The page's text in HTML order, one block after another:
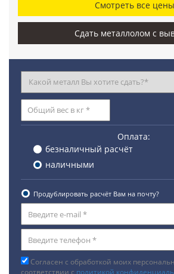
Смотреть все цены
Сдать металлолом с
Оплата:
безналичный расчёт
наличными
Продублировать расчёт Вам на почту?
Согласен с обработкой моих
соответствии с политикой